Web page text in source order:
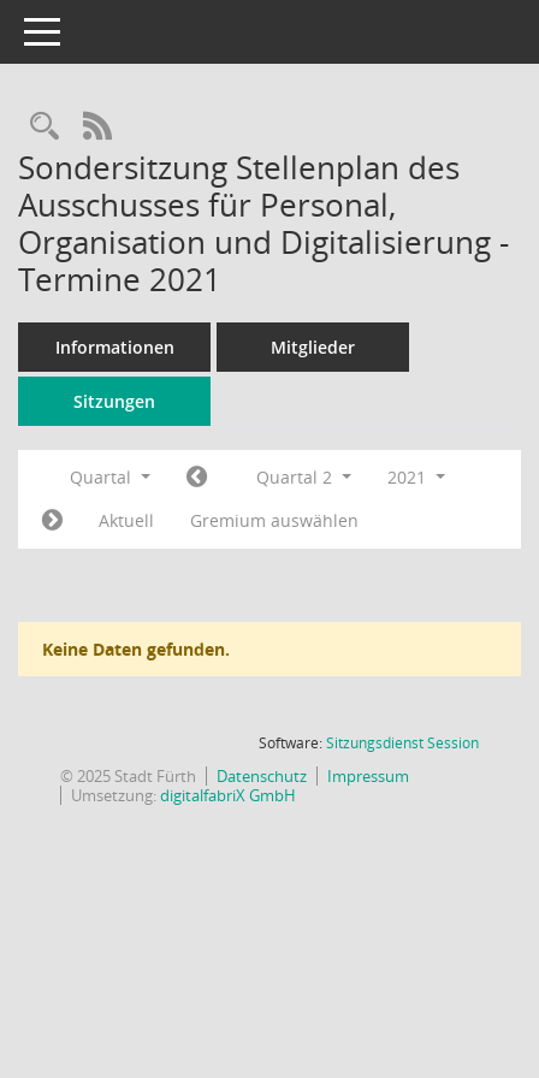
Toggle navigation
Rechercheauswahl
RSS-Feed
Sondersitzung Stellenplan des
Ausschusses für Personal,
Organisation und Digitalisierung -
Termine 2021
Informationen Mitglieder
Sitzungen
Quartal Quartal 2
2021
Aktuell
Gremium auswählen
Keine Daten gefunden.
Software:SitzungsdienstSession(Wird in
© 2025 Stadt Fürth Datenschutz
Impressum
Umsetzung:digitalfabriX GmbH